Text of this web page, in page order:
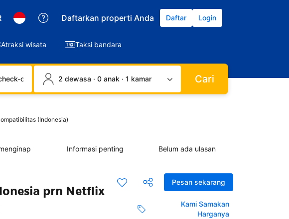
Daftarkan properti Anda Daftar Login
Atraksi wisata Taksi bandara
out 2 dewasa · 0 anak · 1 kamar Cari
(Indonesia)
Informasi penting Belum ada ulasan
Pesan sekarang
Kami Samakan
Harganya
prn Netflix